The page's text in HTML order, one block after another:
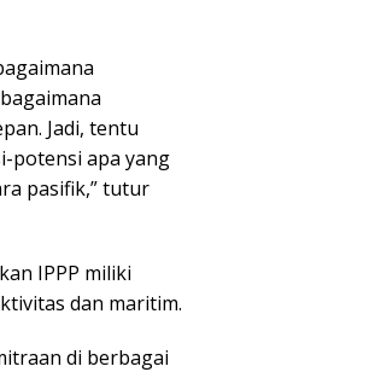
Jadi, tentu
potensi apa yang
pasifik,” tutur
IPPP miliki
dan maritim.
di berbagai